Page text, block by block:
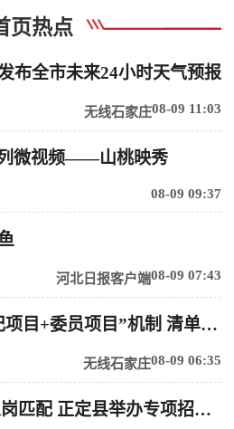
页热点
布全市未来24小时天气预报
无线石家庄08-09 11:03
列微视频——山桃映秀
08-09 09:37
河北日报客户端08-09 07:43
新乐市创新推行“书记项目+委员项目”机制 清单化破解乡村治理难题
无线石家庄08-09 06:35
畅通求职渠道 促进人岗匹配 正定县举办专项招聘会精准服务青年就业